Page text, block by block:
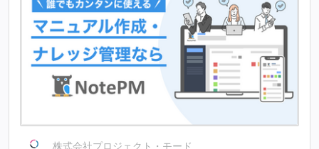
株式会社プロジェクト・モード